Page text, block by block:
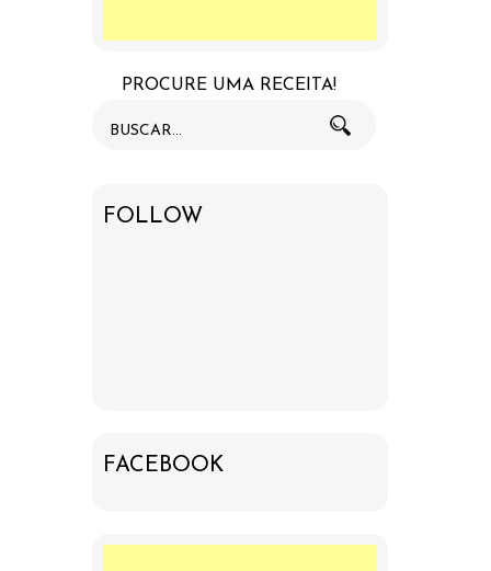
PROCURE UMA RECEITA!
FOLLOW
FACEBOOK